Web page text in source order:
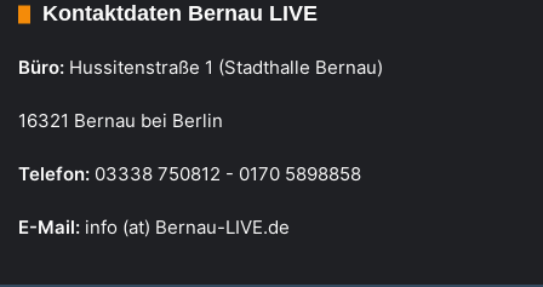
Kontaktdaten Bernau LIVE
Büro: Hussitenstraße 1 (Stadthalle Bernau)
16321 Bernau bei Berlin
Telefon: 03338 750812 - 0170 5898858
E-Mail: info (at) Bernau-LIVE.de